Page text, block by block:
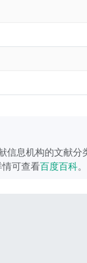
息机构的文献分
可查看百度百科。